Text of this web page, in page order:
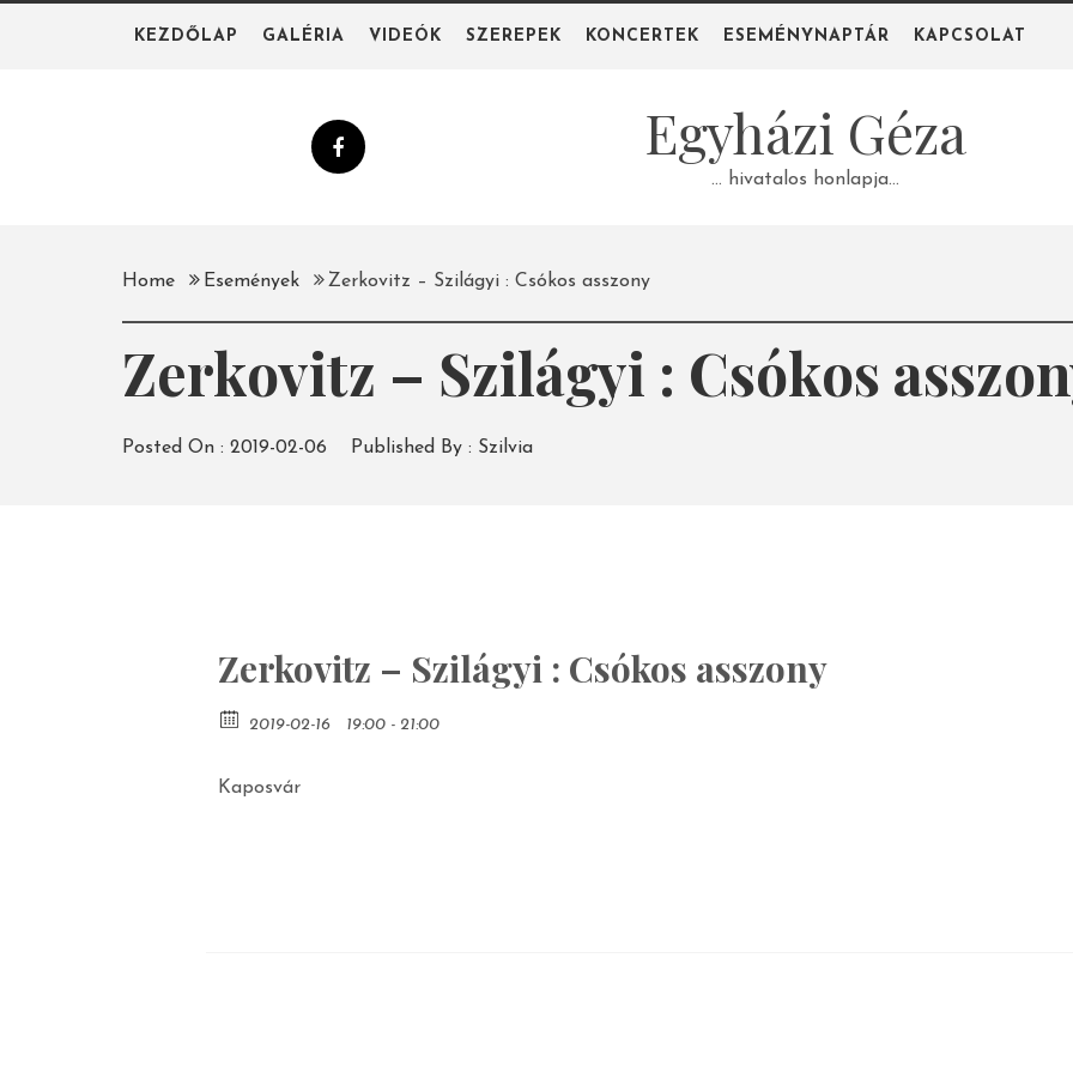
KEZDŐLAP GALÉRIA VIDEÓK SZEREPEK KONCERTEK ESEMÉNYNAPTÁR KAPCSOLAT
Egyházi Géza
… hivatalos honlapja…
Home Események Zerkovitz – Szilágyi : Csókos asszony
Zerkovitz – Szilágyi : Csókos
Posted On : 2019-02-06 Published By : Szilvia
Zerkovitz – Szilágyi : Csókos asszony
2019-02-16 19:00 - 21:00
Kaposvár